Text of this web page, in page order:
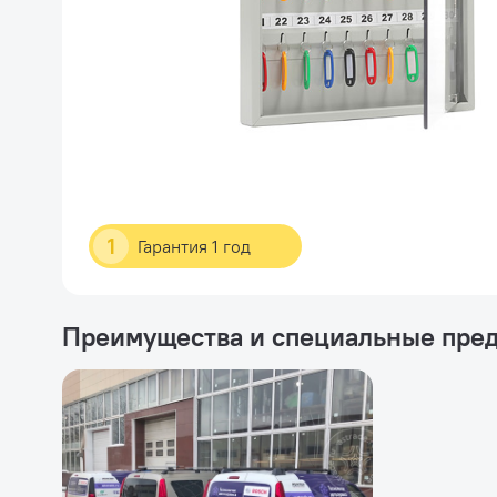
1 Гарантия 1 год
Преимущества и специальные